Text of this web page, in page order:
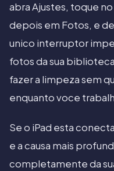
abra Ajustes, toque
depois em Fotos, e
unico interruptor
fotos da sua
fazer a limpeza sem
enquanto voce
Se o iPad esta
e a causa mais
completamente da